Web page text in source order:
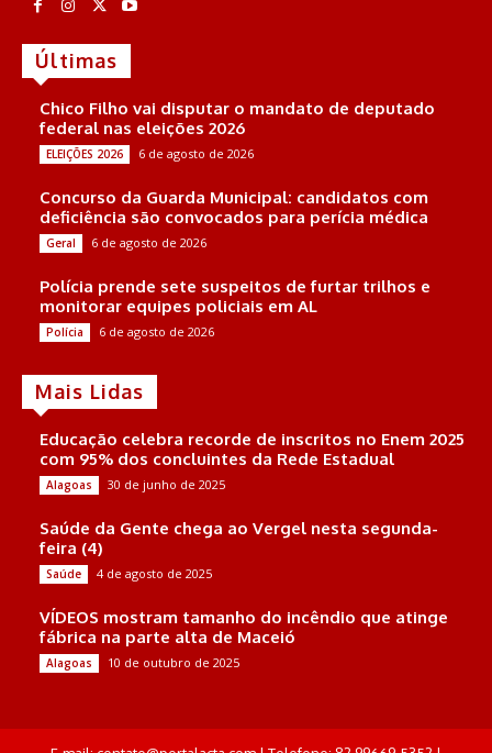
Últimas
Chico Filho vai disputar o mandato de deputado
federal nas eleições 2026
ELEIÇÕES 2026 6 de agosto de 2026
Concurso da Guarda Municipal: candidatos com
deficiência são convocados para perícia médica
Geral 6 de agosto de 2026
Polícia prende sete suspeitos de furtar trilhos e
monitorar equipes policiais em AL
Polícia 6 de agosto de 2026
Mais Lidas
Educação celebra recorde de inscritos no Enem 2025
com 95% dos concluintes da Rede Estadual
Alagoas 30 de junho de 2025
Saúde da Gente chega ao Vergel nesta segunda-
feira (4)
Saúde 4 de agosto de 2025
VÍDEOS mostram tamanho do incêndio que atinge
fábrica na parte alta de Maceió
Alagoas 10 de outubro de 2025